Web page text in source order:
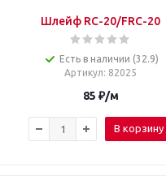
Шлейф RC-20/FRC-20
Есть в наличии (32.9)
Артикул: 82025
85 ₽/м
В корзину